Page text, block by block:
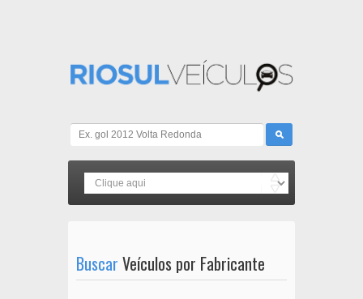
Buscar Veículos por Fabricante